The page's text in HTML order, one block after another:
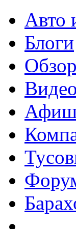
Авто
Блоги
Видео